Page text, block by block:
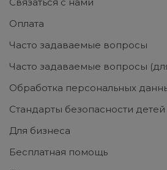
Оплата
Часто задаваемые вопросы
Часто задаваемые вопросы
Обработка персональных
Стандарты безопасности детей
Для бизнеса
Бесплатная помощь